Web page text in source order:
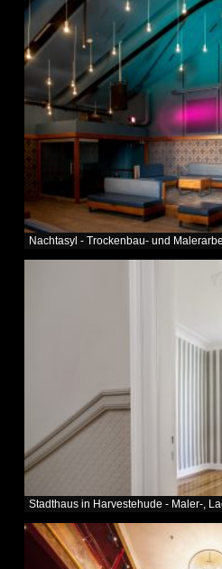
Nachtasyl - Trockenbau- und
Stadthaus in Harvestehude - Maler-,